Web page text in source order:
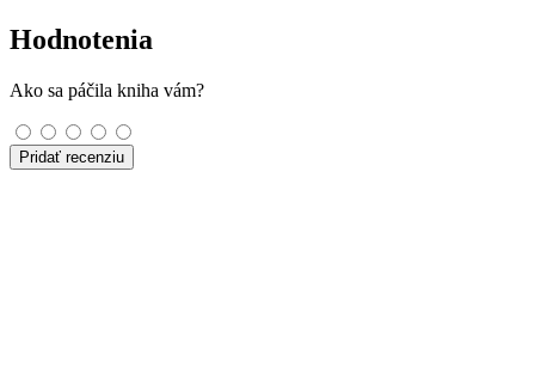
Hodnotenia
Ako sa páčila kniha vám?
Pridať recenziu